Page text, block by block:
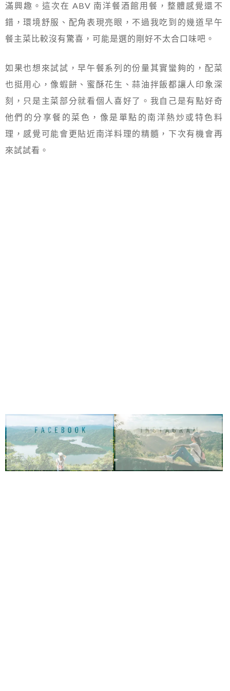
滿興趣。這次在 ABV 南洋餐酒館用餐，整體感覺還不
錯，環境舒服、配角表現亮眼，不過我吃到的幾道早午
餐主菜比較沒有驚喜，可能是選的剛好不太合口味吧。
如果也想來試試，早午餐系列的份量其實蠻夠的，配菜
也挺用心，像蝦餅、蜜酥花生、蒜油拌飯都讓人印象深
刻，只是主菜部分就看個人喜好了。我自己是有點好奇
他們的分享餐的菜色，像是單點的南洋熱炒或特色料
理，感覺可能會更貼近南洋料理的精髓，下次有機會再
來試試看。